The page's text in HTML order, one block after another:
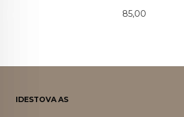
Pris
85,00
IDESTOVA AS